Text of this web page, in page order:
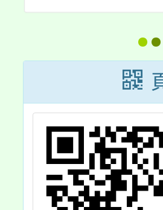
補教、愛心
懷」教育登
益活動一案